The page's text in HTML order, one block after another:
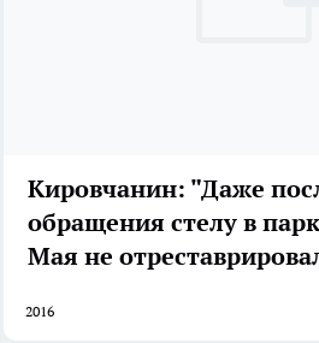
Кировчанин: "Даже
обращения стелу в
Мая не
2016